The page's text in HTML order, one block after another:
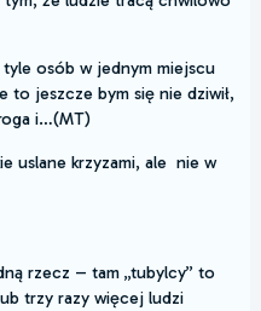
osób w jednym miejscu
to jeszcze bym się nie dziwił,
i…(MT)
uslane krzyzami, ale nie w
rzecz – tam „tubylcy” to
trzy razy więcej ludzi